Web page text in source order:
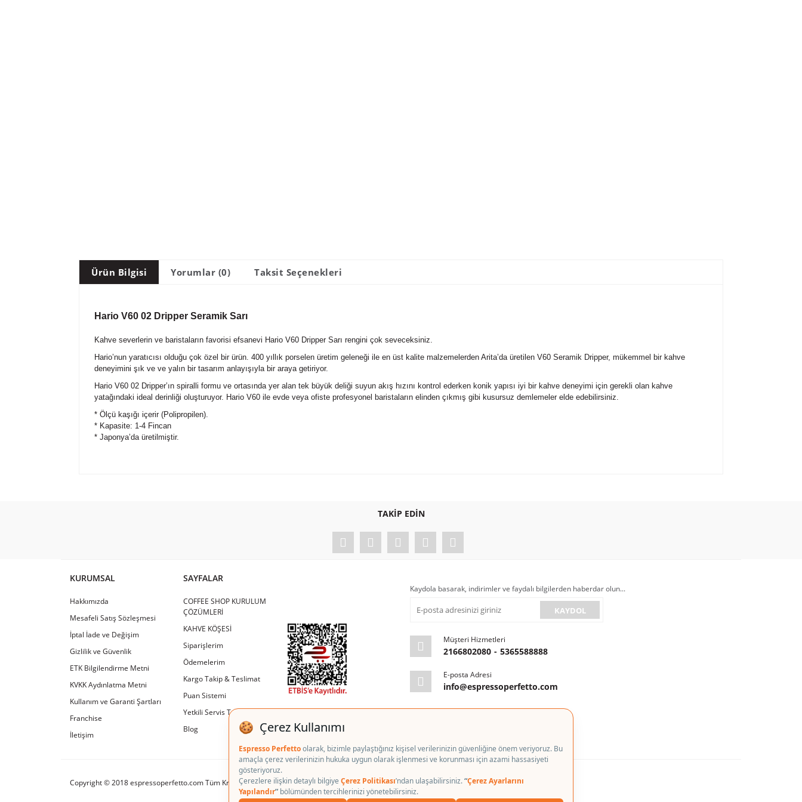
Ürün Bilgisi Yorumlar (0) Taksit Seçenekleri
Hario V60 02 Dripper Seramik Sarı
Kahve severlerin ve baristaların favorisi efsanevi Hario V60 Dripper Sarı rengini çok seveceksiniz.
Hario’nun yaratıcısı olduğu çok özel bir ürün. 400 yıllık porselen üretim geleneği ile en üst kalite malzemelerden Arita’da üretilen V60 Seramik Dripper, mükemmel bir kahve
deneyimini şık ve ve yalın bir tasarım anlayışıyla bir araya getiriyor.
Hario V60 02 Dripper’ın spiralli formu ve ortasında yer alan tek büyük deliği suyun akış hızını kontrol ederken konik yapısı iyi bir kahve deneyimi için gerekli olan kahve
yatağındaki ideal derinliği oluşturuyor. Hario V60 ile evde veya ofiste profesyonel baristaların elinden çıkmış gibi kusursuz demlemeler elde edebilirsiniz.
* Ölçü kaşığı içerir (Polipropilen).
* Kapasite: 1-4 Fincan
* Japonya’da üretilmiştir.
TAKİP EDİN
KURUMSAL
Hakkımızda
Mesafeli Satış Sözleşmesi
İptal İade ve Değişim
Gizlilik ve Güvenlik
ETK Bilgilendirme Metni
KVKK Aydınlatma Metni
Kullanım ve Garanti Şartları
Franchise
İletişim
SAYFALAR
COFFEE SHOP KURULUM
ÇÖZÜMLERİ
KAHVE KÖŞESİ
Siparişlerim
Ödemelerim
Kargo Takip & Teslimat
Puan Sistemi
Yetkili Servis Tamir & Bakım
Blog
Kaydola basarak, indirimler ve faydalı bilgilerden haberdar olun...
KAYDOL
Müşteri Hizmetleri
2166802080 - 5365588888
E-posta Adresi
info@espressoperfetto.com
Copyright © 2018 espressoperfetto.com Tüm Kredi Kartı Bilgileriniz 256bit SSL Sertifikası ile korunmaktadır.